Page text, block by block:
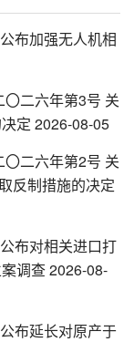
布加强无人机相
二六年第3号 关
定 2026-08-05
二六年第2号 关
反制措施的决定
布对相关进口打
调查2026-08-
布延长对原产于